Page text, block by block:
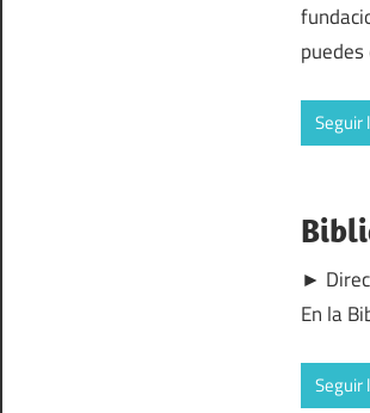
Seguir
►
En la
Seguir